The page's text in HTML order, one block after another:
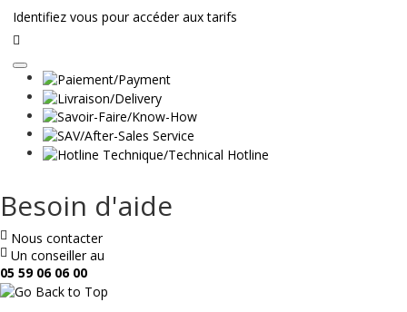
Identifiez vous pour accéder aux tarifs
la
suite
Besoin d'aide
Nous contacter
Un conseiller au
05 59 06 06 00